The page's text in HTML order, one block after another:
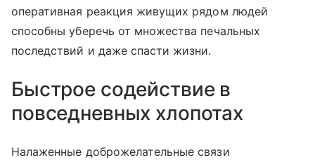
оперативная реакция живущих рядом людей
способны уберечь от множества печальных
последствий и даже спасти жизни.
Быстрое содействие в
повседневных хлопотах
Налаженные доброжелательные связи